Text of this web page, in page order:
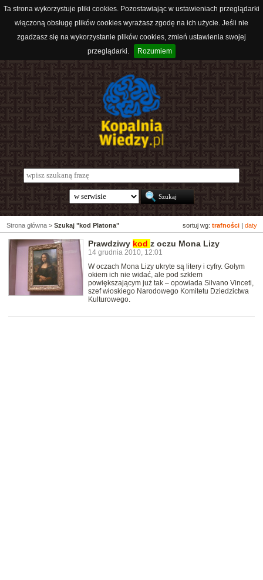
Ta strona wykorzystuje pliki cookies. Pozostawiając w ustawieniach przeglądarki
włączoną obsługę plików cookies wyrażasz zgodę na ich użycie. Jeśli nie
zgadzasz się na wykorzystanie plików cookies, zmień ustawienia swojej
przeglądarki.
Rozumiem
sortuj wg: trafności daty
Strona główna > Szukaj "kod Platona"
Prawdziwy kod z oczu Mona Lizy
14 grudnia 2010, 12:01
W oczach Mona Lizy ukryte są litery i cyfry. Gołym
okiem ich nie widać, ale pod szkłem
powiększającym już tak – opowiada Silvano Vinceti,
szef włoskiego Narodowego Komitetu Dziedzictwa
Kulturowego.